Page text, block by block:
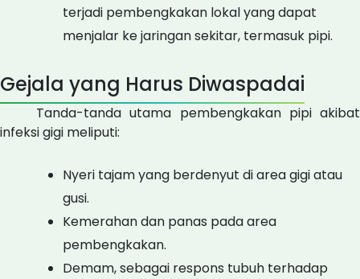
terjadi pembengkakan lokal yang dapat
menjalar ke jaringan sekitar, termasuk pipi.
Gejala yang Harus Diwaspadai
Tanda-tanda utama pembengkakan pipi akibat
infeksi gigi meliputi:
Nyeri tajam yang berdenyut di area gigi atau
gusi.
Kemerahan dan panas pada area
pembengkakan.
Demam, sebagai respons tubuh terhadap